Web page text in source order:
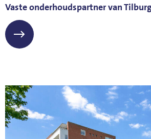
Vaste onderhoudspartner van